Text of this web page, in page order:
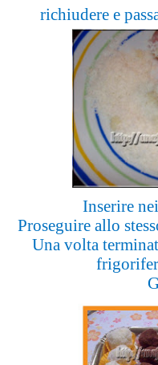
richiudere e
Inserire
Proseguire allo
Una volta